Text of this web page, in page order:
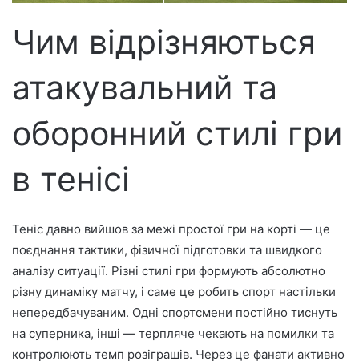
н
о
а
Чим відрізняються
атакувальний та
оборонний стилі гри
в тенісі
Теніс давно вийшов за межі простої гри на корті — це
поєднання тактики, фізичної підготовки та швидкого
аналізу ситуації. Різні стилі гри формують абсолютно
різну динаміку матчу, і саме це робить спорт настільки
непередбачуваним. Одні спортсмени постійно тиснуть
на суперника, інші — терпляче чекають на помилки та
контролюють темп розіграшів. Через це фанати активно